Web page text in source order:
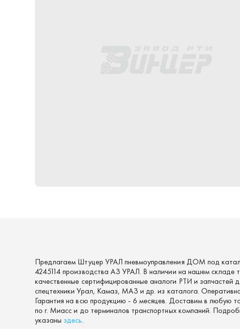
Предлагаем Штуцер УРАЛ пневмоуправления ДОМ под
4245114 производства АЗ УРАЛ. В наличии на нашем складе
качественные сертифицированные аналоги РТИ и запчастей
спецтехники Урал, Камаз, МАЗ и др. из каталога.
Гарантия на всю продукцию - 6 месяцев. Доставим в любую
по г. Миасс и до терминалов транспортных компаний.
указаны здесь.